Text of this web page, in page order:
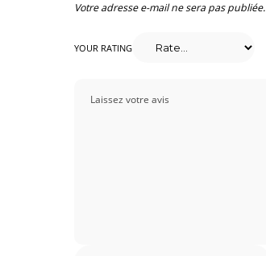
Votre adresse e-mail ne sera pas publiée.
YOUR RATING